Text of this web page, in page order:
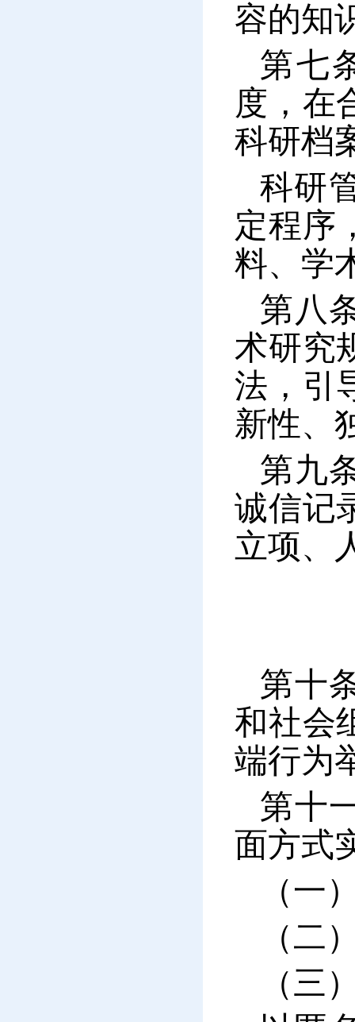
容的知
第七
度，在
科研档
科研
定程序
料、学
第八
术研究
法，引
新性、
第九
诚信记
立项、
第十
和社会
端行为
第十
面方式
（一
（二
（三